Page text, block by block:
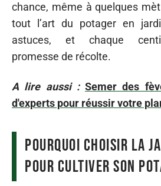
chance, même à quelques
tout l’art du potager en
astuces, et chaque
promesse de récolte.
A lire aussi : Semer des
d'experts pour réussir votre
Pourquoi choisir la
pour cultiver son